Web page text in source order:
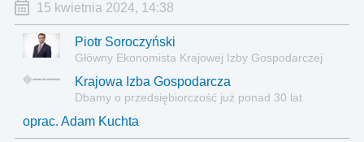
15 kwietnia 2024, 14:38
Piotr Soroczyński
Główny Ekonomista Krajowej Izby Gospodarczej
Krajowa Izba Gospodarcza
Dbamy o przedsiębiorczość już ponad 30 lat
oprac. Adam Kuchta